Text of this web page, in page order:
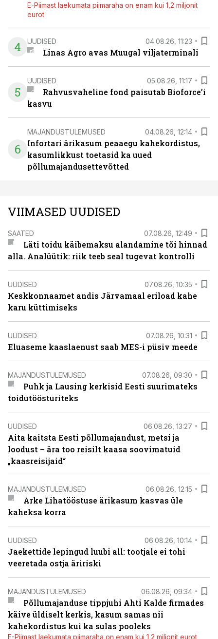
E-Piimast laekumata piimaraha on enam kui 1,2 miljonit
eurot
4 UUDISED 04.08.26, 11:23
Linas Agro avas Muugal viljaterminali
5
UUDISED 05.08.26, 11:17
Rahvusvaheline fond paisutab Bioforce’i
kasvu
6
MAJANDUSTULEMUSED 04.08.26, 12:14
Infortari ärikasum peaaegu kahekordistus,
kasumlikkust toetasid ka uued
põllumajandusettevõtted
VIIMASED UUDISED
SAATED 07.08.26, 12:49
Läti toidu käibemaksu alandamine tõi hinnad
alla. Analüütik: riik teeb seal tugevat kontrolli
UUDISED 07.08.26, 10:35
Keskkonnaamet andis Järvamaal eriload kahe
karu küttimiseks
UUDISED 07.08.26, 10:31
Eluaseme kaaslaenust saab MES-i püsiv meede
MAJANDUSTULEMUSED 07.08.26, 09:30
Puhk ja Lausing kerkisid Eesti suurimateks
toidutöösturiteks
UUDISED 06.08.26, 13:27
Aita kaitsta Eesti põllumajandust, metsi ja
loodust – ära too reisilt kaasa soovimatuid
„kaasreisijaid“
MAJANDUSTULEMUSED 06.08.26, 12:15
Arke Lihatööstuse ärikasum kasvas üle
kaheksa korra
UUDISED 06.08.26, 10:14
Jaekettide lepingud luubi all: tootjale ei tohi
veeretada ostja äririski
MAJANDUSTULEMUSED 06.08.26, 09:34
Põllumajanduse tippjuhi Ahti Kalde firmades
käive üldiselt kerkis, kasum samas nii
kahekordistus kui ka sulas pooleks
E-Piimast laekumata piimaraha on enam kui 1,2 miljonit eurot